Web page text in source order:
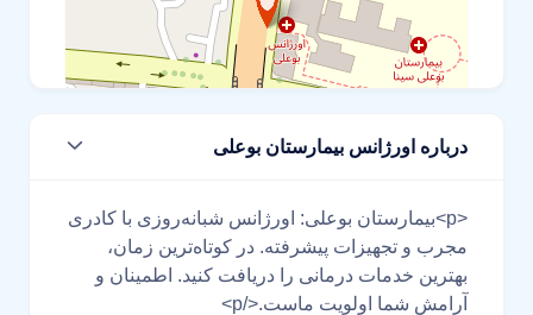
درباره اورژانس بیمارستان بوعلی
<p>بیمارستان بوعلی: اورژانس شبانه‌روزی با کادری
مجرب و تجهیزات پیشرفته. در کوتاه‌ترین زمان،
بهترین خدمات درمانی را دریافت کنید. اطمینان و
آرامش شما اولویت ماست.</p>